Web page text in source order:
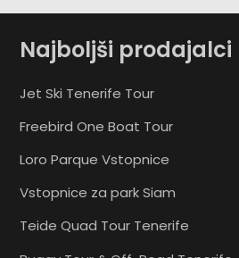
Najboljši prodajalci
Jet Ski Tenerife Tour
Freebird One Boat Tour
Loro Parque Vstopnice
Vstopnice za park Siam
Teide Quad Tour Tenerife